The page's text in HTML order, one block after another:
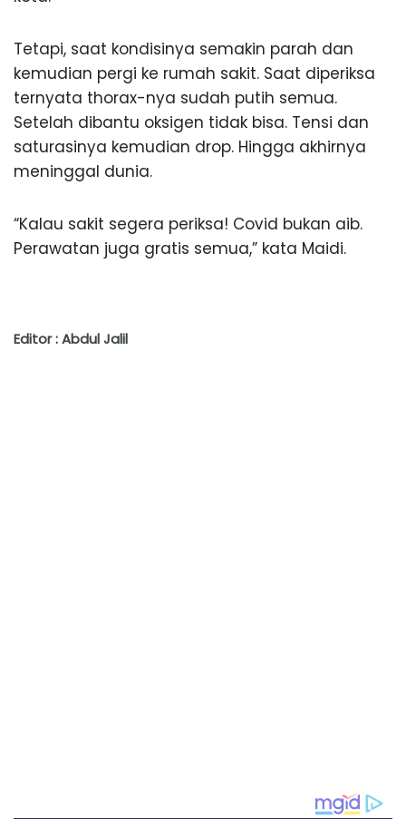
Tetapi, saat kondisinya semakin parah dan
kemudian pergi ke rumah sakit. Saat diperiksa
ternyata thorax-nya sudah putih semua.
Setelah dibantu oksigen tidak bisa. Tensi dan
saturasinya kemudian drop. Hingga akhirnya
meninggal dunia.
“Kalau sakit segera periksa! Covid bukan aib.
Perawatan juga gratis semua,” kata Maidi.
Editor : Abdul Jalil